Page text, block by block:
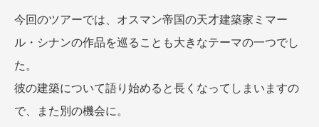
今回のツアーでは、オスマン帝国の天才建築家ミマー
ル・シナンの作品を巡ることも大きなテーマの一つでし
た。
彼の建築について語り始めると長くなってしまいますの
で、また別の機会に。